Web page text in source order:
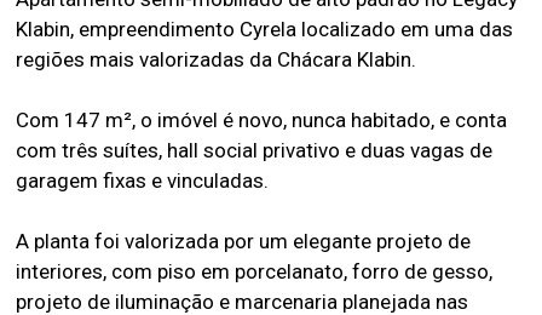
Klabin, empreendimento Cyrela localizado em uma das
regiões mais valorizadas da Chácara Klabin.
Com 147 m², o imóvel é novo, nunca habitado, e conta
com três suítes, hall social privativo e duas vagas de
garagem fixas e vinculadas.
A planta foi valorizada por um elegante projeto de
interiores, com piso em porcelanato, forro de gesso,
projeto de iluminação e marcenaria planejada nas